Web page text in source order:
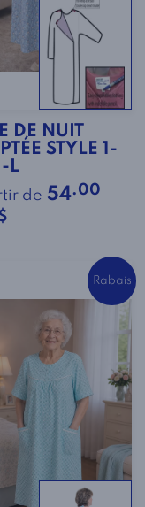
DE NUIT
STYLE 1-
L
de 54.00
Rabais